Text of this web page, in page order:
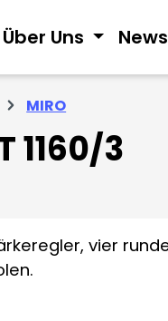
Über Uns News
MIRO
1160/3